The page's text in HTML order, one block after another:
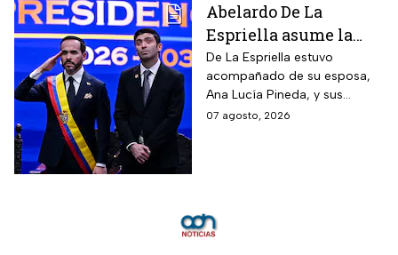
Abelardo De La
Espriella asume la
presidencia de
Colombia; así fue su
atípica investidura en
Cali
De La Espriella estuvo
acompañado de su esposa,
Ana Lucía Pineda, y sus
cuatro hijos, además de los
07 agosto, 2026